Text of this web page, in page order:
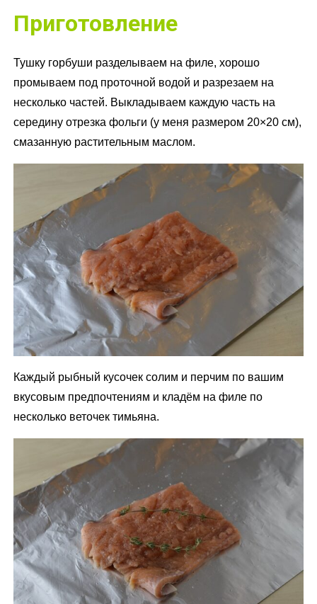
Приготовление
Тушку горбуши разделываем на филе, хорошо
промываем под проточной водой и разрезаем на
несколько частей. Выкладываем каждую часть на
середину отрезка фольги (у меня размером 20×20 см),
смазанную растительным маслом.
Каждый рыбный кусочек солим и перчим по вашим
вкусовым предпочтениям и кладём на филе по
несколько веточек тимьяна.